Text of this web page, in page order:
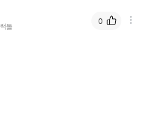
랙돌
0